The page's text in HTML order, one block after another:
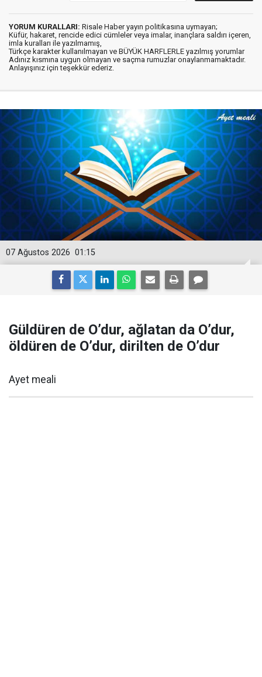
YORUM KURALLARI: Risale Haber yayın politikasına uymayan;
Küfür, hakaret, rencide edici cümleler veya imalar, inançlara saldırı içeren,
imla kuralları ile yazılmamış,
Türkçe karakter kullanılmayan ve BÜYÜK HARFLERLE yazılmış yorumlar
Adınız kısmına uygun olmayan ve saçma rumuzlar onaylanmamaktadır.
Anlayışınız için teşekkür ederiz.
01:15
07 Ağustos 2026
Güldüren de O’dur, ağlatan da O’dur,
öldüren de O’dur, dirilten de O’dur
Ayet meali